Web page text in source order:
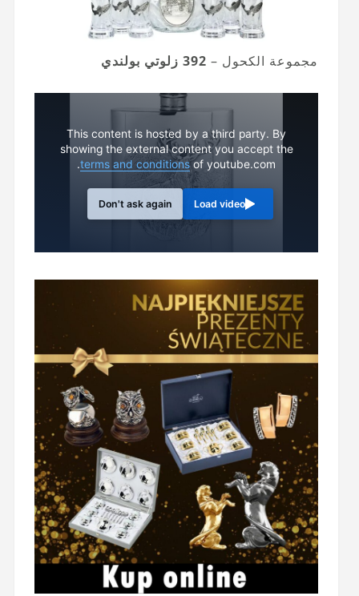
مجموعة الكحول – 392 زلوتي بولندي
This content is hosted by a third party. By
showing the external content you accept the
terms and conditionsof youtube.com.
Load video
Don't ask again